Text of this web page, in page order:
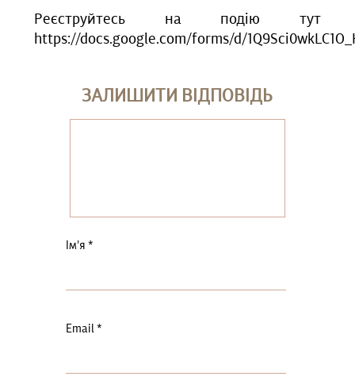
Реєструйтесь на подію тут
https://docs.google.com/forms/d/
ЗАЛИШИТИ ВІДПОВІДЬ
Ім'я *
Email *